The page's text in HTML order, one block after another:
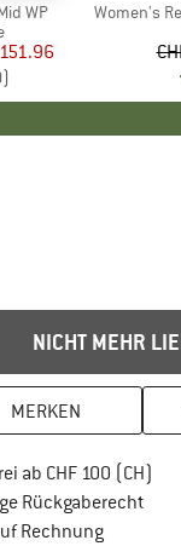
WP
Preis
)
Artikel
Women's
NICHT MEHR
MERKEN
ab CHF 100 (CH)
Rückgaberecht
RechnungFinde